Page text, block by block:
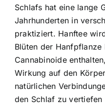
Schlafs hat eine lange
Jahrhunderten in
praktiziert. Hanftee
Blüten der
Cannabinoide
Wirkung auf den
natürlichen
den Schlaf zu